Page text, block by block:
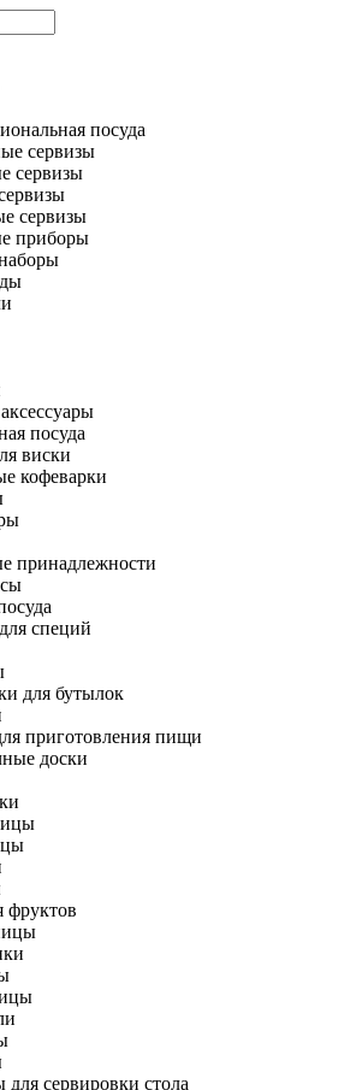
посуда
сервизы
сервизы
сервизы
приборы
посуда
виски
кофеварки
принадлежности
специй
для бутылок
приготовления пищи
доски
фруктов
сервировки стола